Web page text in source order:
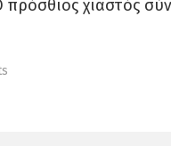
χιαστός